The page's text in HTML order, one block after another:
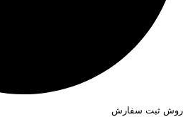
روش ثبت سفارش